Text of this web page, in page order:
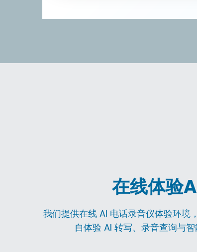
在线体验
我们提供在线 AI 电话录音仪体验环境
自体验 AI 转写、录音查询与智